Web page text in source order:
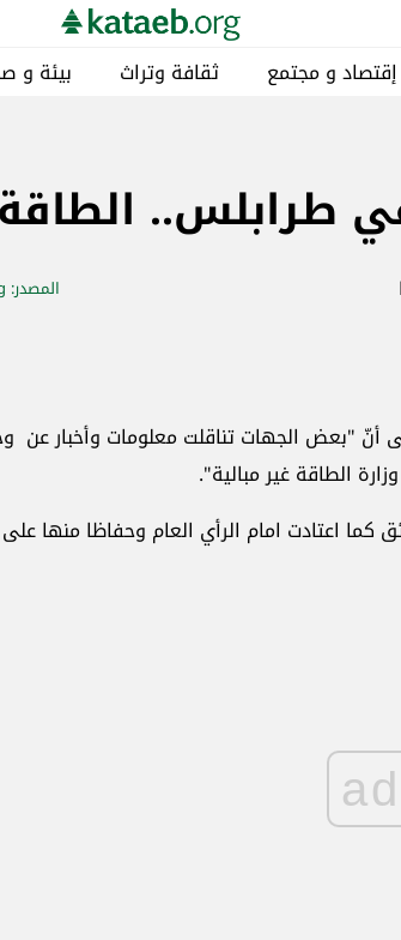
إقتصاد و مجتمع ثقافة وتراث بيئة و
طرابلس.. الطاقة
المصدر: Kataeb.org
أنّ "بعض الجهات تناقلت معلومات وأخبار عن
الطاقة غير مبالية".
كما اعتادت امام الرأي العام وحفاظا منها على
ad